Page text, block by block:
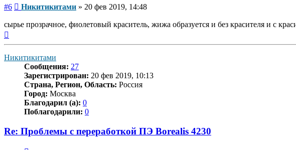
#6 Сообщение
Никитикитами » 20 фев 2019, 14:48
сырье прозрачное, фиолетовый краситель, жижа образуется и без красителя и с
Никитикитами
Сообщения: 27
Зарегистрирован: 20 фев 2019, 10:13
Страна, Регион, Область: Россия
Город: Москва
Благодарил (а): 0
Поблагодарили: 0
Re: Проблемы с переработкой ПЭ Borealis 4230